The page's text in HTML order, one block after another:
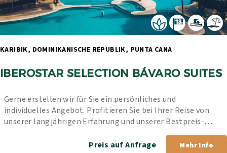
IBEROSTAR SELECTION BÁVARO SUITES
Gerne erstellen wir für Sie ein persönliches und
individuelles Angebot. Profitieren Sie bei Ihrer Reise von
unserer langjährigen Erfahrung und unserer Bestpreis-
Preis auf Anfrage
Mehr Info